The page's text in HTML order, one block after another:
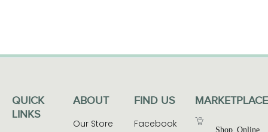
QUICK
LINKS
ABOUT
Our Store
FIND US
Facebook
MARKETPLACE
Shop Online